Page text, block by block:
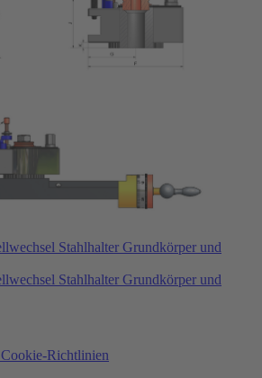
Stahlhalter Grundkörper und
Stahlhalter Grundkörper und
Richtlinien